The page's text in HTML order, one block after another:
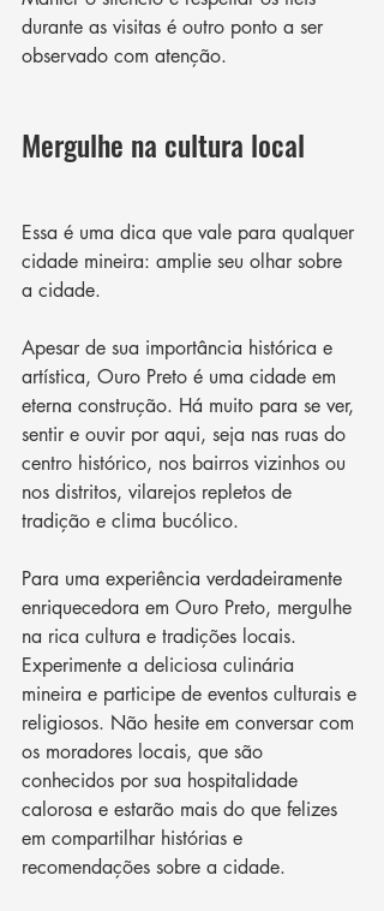
durante as visitas é outro ponto a ser
observado com atenção.
Mergulhe na cultura local
Essa é uma dica que vale para qualquer
cidade mineira: amplie seu olhar sobre
a cidade.
Apesar de sua importância histórica e
artística, Ouro Preto é uma cidade em
eterna construção. Há muito para se ver,
sentir e ouvir por aqui, seja nas ruas do
centro histórico, nos bairros vizinhos ou
nos distritos, vilarejos repletos de
tradição e clima bucólico.
Para uma experiência verdadeiramente
enriquecedora em Ouro Preto, mergulhe
na rica cultura e tradições locais.
Experimente a deliciosa culinária
mineira e participe de eventos culturais e
religiosos. Não hesite em conversar com
os moradores locais, que são
conhecidos por sua hospitalidade
calorosa e estarão mais do que felizes
em compartilhar histórias e
recomendações sobre a cidade.